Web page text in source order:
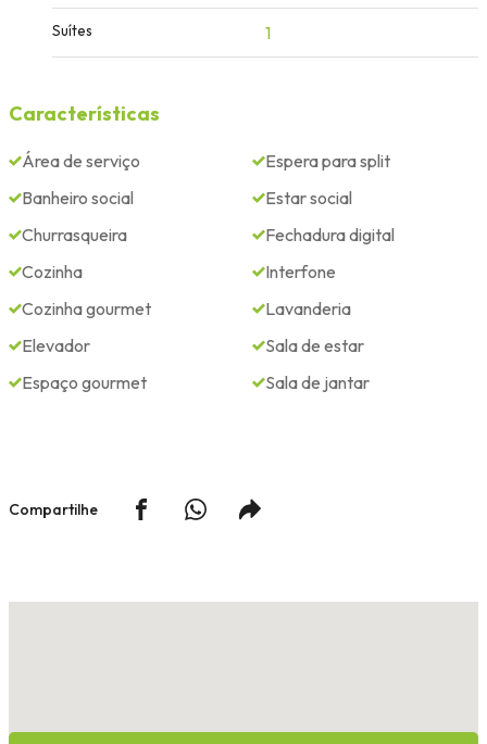
Suítes 1
Características
Área de serviço
Banheiro social
Churrasqueira
Cozinha
Cozinha gourmet
Elevador
Espaço gourmet
Espera para split
Estar social
Fechadura digital
Interfone
Lavanderia
Sala de estar
Sala de jantar
Compartilhe